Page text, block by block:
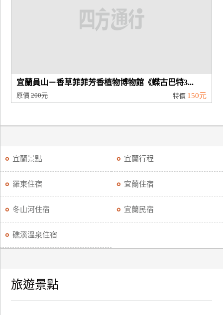
宜蘭員山－香草菲菲芳香植物博物館《蝶古巴特3...
原價200元 特價 150元
宜蘭景點 宜蘭行程
羅東住宿 宜蘭住宿
冬山河住宿 宜蘭民宿
礁溪溫泉住宿
旅遊景點